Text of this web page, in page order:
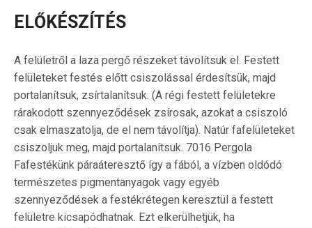
ELŐKÉSZÍTÉS
A felületről a laza pergő részeket távolítsuk el. Festett
felületeket festés előtt csiszolással érdesítsük, majd
portalanítsuk, zsírtalanítsuk. (A régi festett felületekre
rárakodott szennyeződések zsírosak, azokat a csiszoló
csak elmaszatolja, de el nem távolítja). Natúr fafelületeket
csiszoljuk meg, majd portalanítsuk. 7016 Pergola
Fafestékünk páraáteresztő így a fából, a vízben oldódó
természetes pigmentanyagok vagy egyéb
szennyeződések a festékrétegen keresztül a festett
felületre kicsapódhatnak. Ezt elkerülhetjük, ha